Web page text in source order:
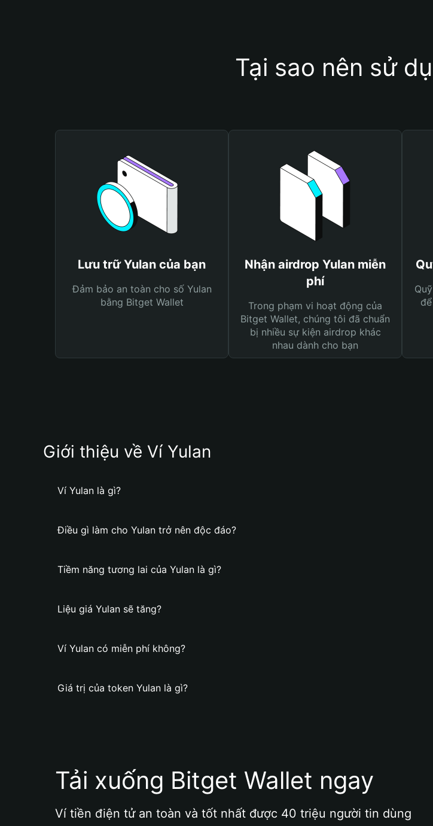
Tại sao nên sử
Lưu trữ Yulan của bạn
Đảm bảo an toàn cho số Yulan
bằng Bitget Wallet
Nhận airdrop Yulan miễn
phí
Trong phạm vi hoạt động của
Bitget Wallet, chúng tôi đã chuẩn
bị nhiều sự kiện airdrop khác
nhau dành cho bạn
Giới thiệu về Ví Yulan
Ví Yulan là gì?
Điều gì làm cho Yulan trở nên độc đáo?
Tiềm năng tương lai của Yulan là gì?
Liệu giá Yulan sẽ tăng?
Ví Yulan có miễn phí không?
Giá trị của token Yulan là gì?
Tải xuống Bitget Wallet ngay
Ví tiền điện tử an toàn và tốt nhất được 40 triệu người tin dùng